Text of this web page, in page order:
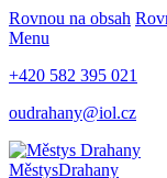
Rovnou na obsah
Menu
+420 582 395 021
oudrahany@iol.cz
MěstysDrahany